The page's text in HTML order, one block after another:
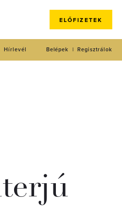
ELŐFIZETEK
Regisztrálok
Belépek
Hírlevél